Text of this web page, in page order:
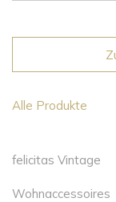
Alle Produkte
felicitas Vintage
Wohnaccessoires